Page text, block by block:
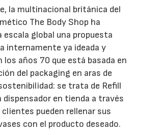
la multinacional británica del
The Body Shop ha
escala global una propuesta
internamente ya ideada y
los años 70 que está basada en
del packaging en aras de
se trata de Refill
en tienda a través
clientes pueden rellenar sus
con el producto deseado.